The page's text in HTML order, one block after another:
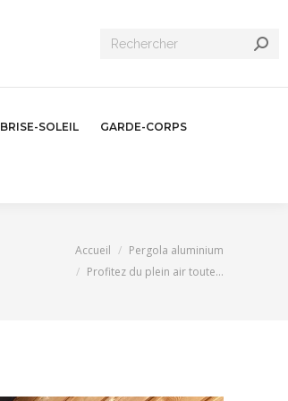
Recherche
BRISE-SOLEIL GARDE-CORPS
Vous êtes ici :Accueil
Pergola aluminium
Profitez du plein air toute…